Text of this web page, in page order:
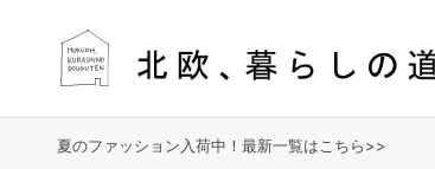
夏のファッション入荷中！最新一覧はこちら>>